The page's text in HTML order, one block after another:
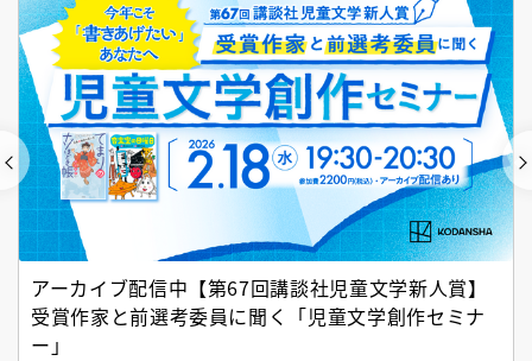
アーカイブ配信中【第67回講談社児童文学新人賞】
受賞作家と前選考委員に聞く「児童文学創作セミナ
ー」